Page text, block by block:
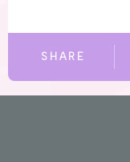
SHARE